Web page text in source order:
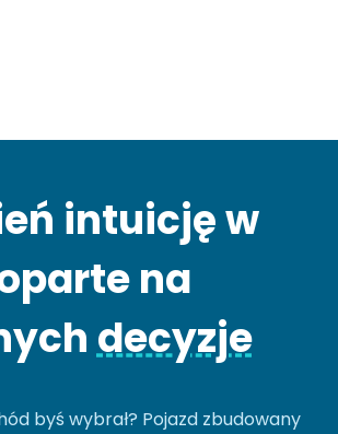
intuicję w
na
decyzje
byś wybrał? Pojazd zbudowany